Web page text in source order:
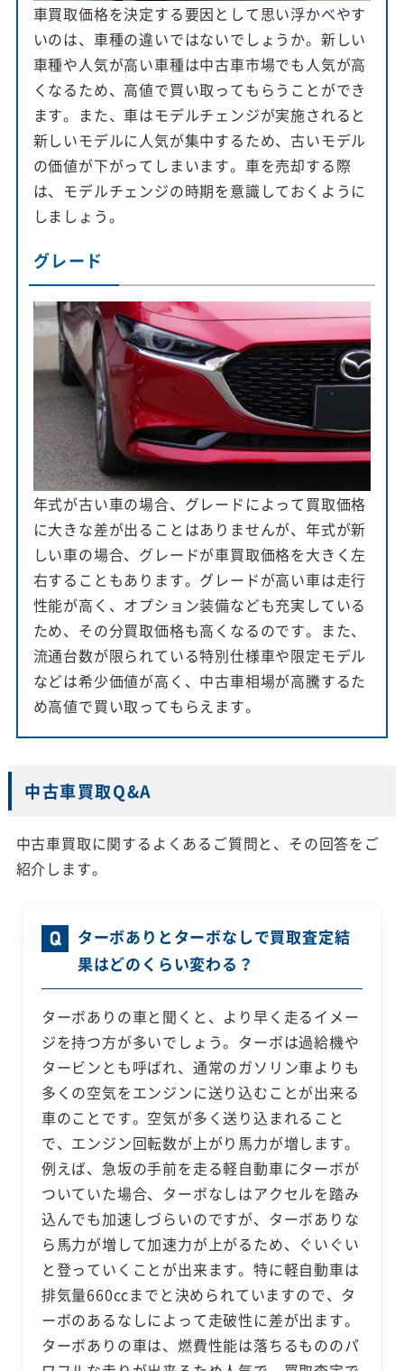
車買取価格を決定する要因として思い浮かべやす
いのは、車種の違いではないでしょうか。新しい
車種や人気が高い車種は中古車市場でも人気が高
くなるため、高値で買い取ってもらうことができ
ます。また、車はモデルチェンジが実施されると
新しいモデルに人気が集中するため、古いモデル
の価値が下がってしまいます。車を売却する際
は、モデルチェンジの時期を意識しておくように
しましょう。
グレード
年式が古い車の場合、グレードによって買取価格
に大きな差が出ることはありませんが、年式が新
しい車の場合、グレードが車買取価格を大きく左
右することもあります。グレードが高い車は走行
性能が高く、オプション装備なども充実している
ため、その分買取価格も高くなるのです。また、
流通台数が限られている特別仕様車や限定モデル
などは希少価値が高く、中古車相場が高騰するた
め高値で買い取ってもらえます。
中古車買取Q&A
中古車買取に関するよくあるご質問と、その回答をご
紹介します。
ターボありとターボなしで買取査定結
果はどのくらい変わる？
ターボありの車と聞くと、より早く走るイメー
ジを持つ方が多いでしょう。ターボは過給機や
タービンとも呼ばれ、通常のガソリン車よりも
多くの空気をエンジンに送り込むことが出来る
車のことです。空気が多く送り込まれること
で、エンジン回転数が上がり馬力が増します。
例えば、急坂の手前を走る軽自動車にターボが
ついていた場合、ターボなしはアクセルを踏み
込んでも加速しづらいのですが、ターボありな
ら馬力が増して加速力が上がるため、ぐいぐい
と登っていくことが出来ます。特に軽自動車は
排気量660ccまでと決められていますので、タ
ーボのあるなしによって走破性に差が出ます。
ターボありの車は、燃費性能は落ちるもののパ